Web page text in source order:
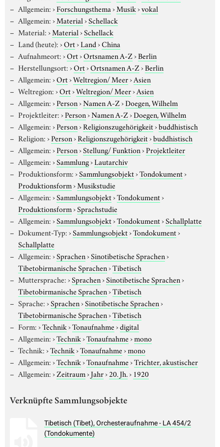
Allgemein:›Forschungsthema›Musik›vokal
Allgemein:›Material›Schellack
Material:›Material›Schellack
Land (heute):›Ort›Land›China
Aufnahmeort:›Ort›Ortsnamen A-Z›Berlin
Herstellungsort:›Ort›Ortsnamen A-Z›Berlin
Allgemein:›Ort›Weltregion/ Meer›Asien
Weltregion:›Ort›Weltregion/ Meer›Asien
Allgemein:›Person›Namen A-Z›Doegen, Wilhelm
Projektleiter:›Person›Namen A-Z›Doegen, Wilhelm
Allgemein:›Person›Religionszugehörigkeit›buddhistisch
Religion:›Person›Religionszugehörigkeit›buddhistisch
Allgemein:›Person›Stellung/ Funktion›Projektleiter
Allgemein:›Sammlung›Lautarchiv
Produktionsform:›Sammlungsobjekt›Tondokument›
Produktionsform›Musikstudie
Allgemein:›Sammlungsobjekt›Tondokument›
Produktionsform›Sprachstudie
Allgemein:›Sammlungsobjekt›Tondokument›Schallplatte
Dokument-Typ:›Sammlungsobjekt›Tondokument›
Schallplatte
Allgemein:›Sprachen›Sinotibetische Sprachen›
Tibetobirmanische Sprachen›Tibetisch
Muttersprache:›Sprachen›Sinotibetische Sprachen›
Tibetobirmanische Sprachen›Tibetisch
Sprache:›Sprachen›Sinotibetische Sprachen›
Tibetobirmanische Sprachen›Tibetisch
Form:›Technik›Tonaufnahme›digital
Allgemein:›Technik›Tonaufnahme›mono
Technik:›Technik›Tonaufnahme›mono
Allgemein:›Technik›Tonaufnahme›Trichter, akustischer
Allgemein:›Zeitraum›Jahr›20. Jh.› 1920
Verknüpfte Sammlungsobjekte
Tibetisch (Tibet), Orchesteraufnahme - LA 454/2
(Tondokumente)